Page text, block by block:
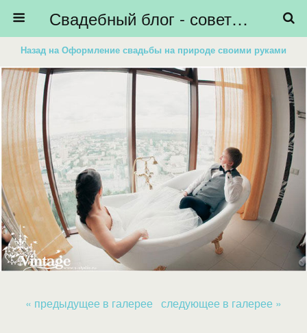
Свадебный блог - советы невестам, подготовка к свадьбе - HiBride
Назад на Оформление свадьбы на природе своими руками
« предыдущее в галерее следующее в галерее »